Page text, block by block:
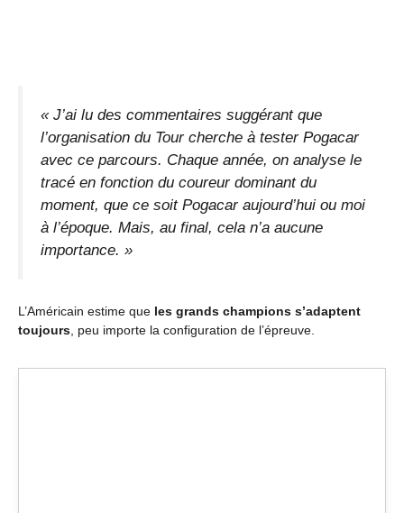
« J’ai lu des commentaires suggérant que
l’organisation du Tour cherche à tester Pogacar
avec ce parcours. Chaque année, on analyse le
tracé en fonction du coureur dominant du
moment, que ce soit Pogacar aujourd’hui ou moi
à l’époque. Mais, au final, cela n’a aucune
importance. »
L’Américain estime que les grands champions s’adaptent
toujours , peu importe la configuration de l’épreuve.